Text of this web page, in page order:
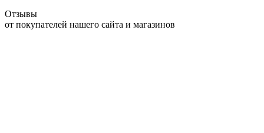
Отзывы
от покупателей нашего сайта и магазинов